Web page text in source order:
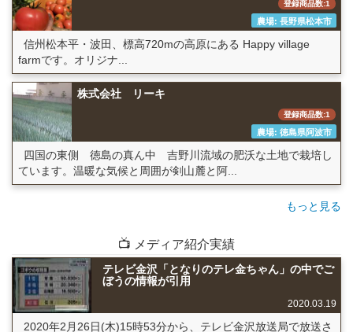
登録商品数:1
農場: 長野県松本市
信州松本平・波田、標高720mの高原にある Happy village
farmです。オリジナ...
株式会社 リーキ
登録商品数:1
農場: 徳島県阿波市
四国の東側 徳島の真ん中 吉野川流域の肥沃な土地で栽培し
ています。温暖な気候と周囲が剣山麓と阿...
もっと見る
📺 メディア紹介実績
テレビ金沢「となりのテレ金ちゃん」の中でご
ぼうの情報が引用
2020.03.19
2020年2月26日(木)15時53分から、テレビ金沢放送局で放送さ